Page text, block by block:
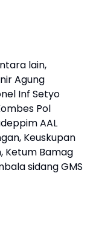
lain,
Agung
Inf Setyo
Pol
AAL
Keuskupan
Ketum Bamag
sidang GMS